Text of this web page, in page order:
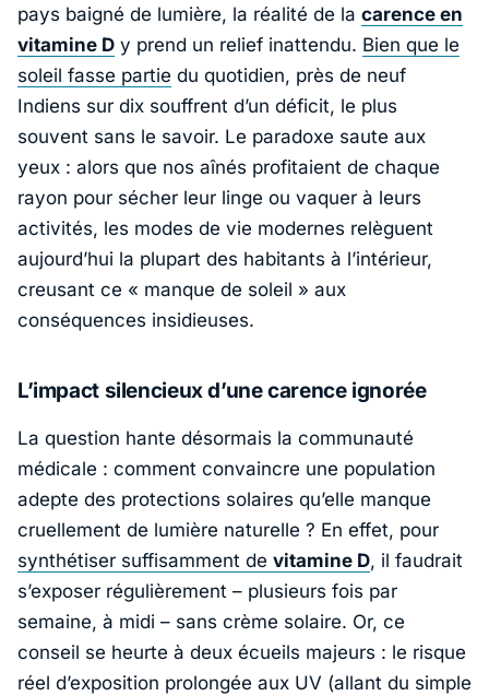
pays baigné de lumière, la réalité de la carence en
vitamine D y prend un relief inattendu. Bien que le
soleil fasse partie du quotidien, près de neuf
Indiens sur dix souffrent d’un déficit, le plus
souvent sans le savoir. Le paradoxe saute aux
yeux : alors que nos aînés profitaient de chaque
rayon pour sécher leur linge ou vaquer à leurs
activités, les modes de vie modernes relèguent
aujourd’hui la plupart des habitants à l’intérieur,
creusant ce « manque de soleil » aux
conséquences insidieuses.
L’impact silencieux d’une carence ignorée
La question hante désormais la communauté
médicale : comment convaincre une population
adepte des protections solaires qu’elle manque
cruellement de lumière naturelle ? En effet, pour
synthétiser suffisamment de vitamine D, il faudrait
s’exposer régulièrement – plusieurs fois par
semaine, à midi – sans crème solaire. Or, ce
conseil se heurte à deux écueils majeurs : le risque
réel d’exposition prolongée aux UV (allant du simple